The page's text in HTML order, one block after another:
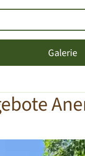
Galerie